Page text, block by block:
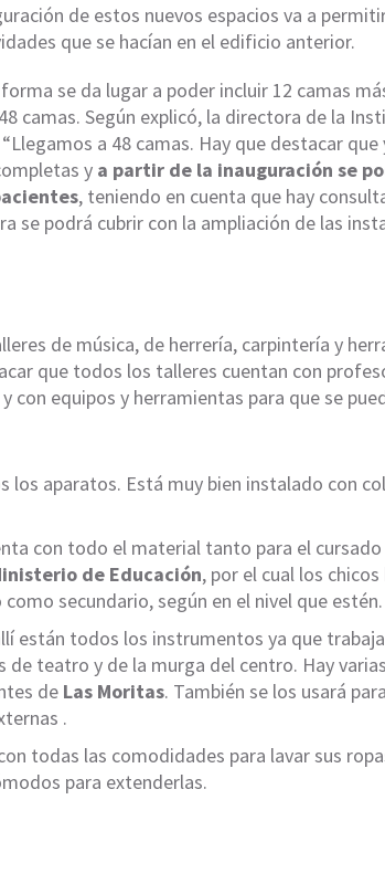
de estos nuevos espacios va a
que se hacían en el edificio anterior.
se da lugar a poder incluir 12 camas
camas. Según explicó, la directora de la
“Llegamos a 48 camas. Hay que destacar
y a partir de la inauguración se
, teniendo en cuenta que hay
se podrá cubrir con la ampliación de las
de música, de herrería, carpintería y
que todos los talleres cuentan con
con equipos y herramientas para que se
los aparatos. Está muy bien instalado con
con todo el material tanto para el
de Educación, por el cual los
secundario, según en el nivel que estén.
están todos los instrumentos ya que
de teatro y de la murga del centro. Hay
de Las Moritas. También se los usará
.
todas las comodidades para lavar sus
para extenderlas.